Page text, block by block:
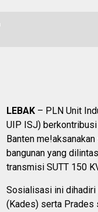
LEBAK – PLN Unit
UIP ISJ)
Banten
bangunan yang
transmisi SUTT 150
Sosialisasi ini dihadiri
(Kades) serta Prades